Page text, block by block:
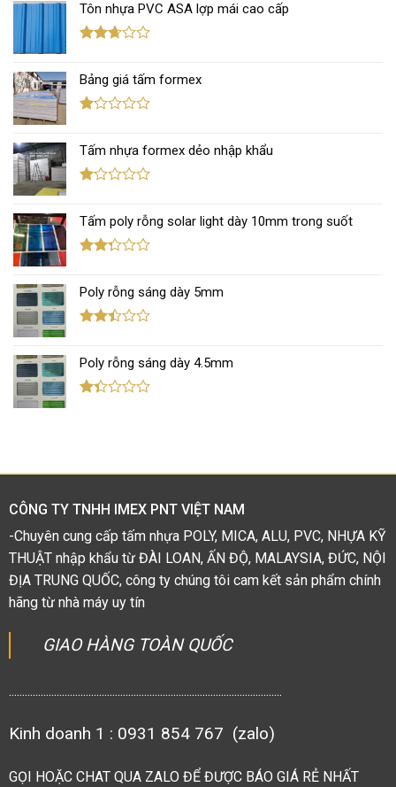
hạng
2.43
5 sao
Tôn nhựa PVC ASA lợp mái cao cấp
hạng
2.67
5 sao
Bảng giá tấm formex
hạng
1.12
5
Tấm nhựa formex dẻo nhập khẩu
hạng
1.11
5
Tấm poly rỗng solar light dày 10mm trong suốt
hạng
2.29
5 sao
Poly rỗng sáng dày 5mm
hạng
2.39
5 sao
Poly rỗng sáng dày 4.5mm
sao
CÔNG TY TNHH IMEX PNT VIỆT NAM
-Chuyên cung cấp tấm nhựa POLY, MICA, ALU, PVC, NHỰA KỸ
THUẬT nhập khẩu từ ĐÀI LOAN, ẤN ĐỘ, MALAYSIA, ĐỨC, NỘI
ĐỊA TRUNG QUỐC, công ty chúng tôi cam kết sản phẩm chính
hãng từ nhà máy uy tín
GIAO HÀNG TOÀN QUỐC
.......................................................................................................
Kinh doanh 1 : 0931 854 767 (zalo)
GỌI HOẶC CHAT QUA ZALO ĐỂ ĐƯỢC BÁO GIÁ RẺ NHẤT